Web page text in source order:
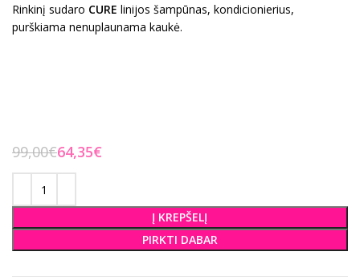
Rinkinį sudaro CURE linijos šampūnas, kondicionierius,
purškiama nenuplaunama kaukė.
99,00€64,35€
Į KREPŠELĮ
PIRKTI DABAR